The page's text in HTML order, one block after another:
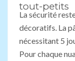
tout-petits
La sécurité
décoratifs. La
nécessitant 5
Pour chaque